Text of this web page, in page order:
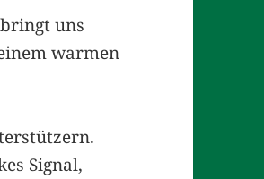
uns
warmen
Signal,